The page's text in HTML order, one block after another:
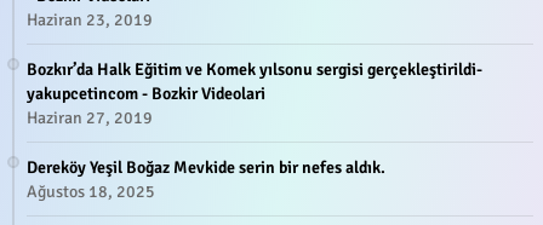
Haziran 23, 2019
Bozkır’da Halk Eğitim ve Komek yılsonu sergisi gerçekleştirildi-
yakupcetincom - Bozkir Videolari
Haziran 27, 2019
Dereköy Yeşil Boğaz Mevkide serin bir nefes aldık.
Ağustos 18, 2025